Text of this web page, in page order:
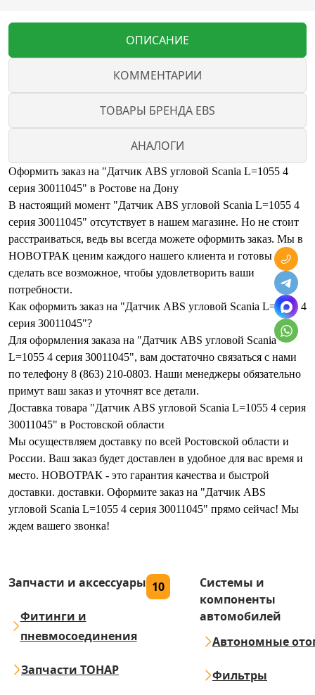
ОПИСАНИЕ
КОММЕНТАРИИ
ТОВАРЫ БРЕНДА EBS
АНАЛОГИ
Оформить заказ на "Датчик ABS угловой Scania L=1055 4
серия 30011045" в Ростове на Дону
В настоящий момент "Датчик ABS угловой Scania L=1055 4
серия 30011045" отсутствует в нашем магазине. Но не стоит
расстраиваться, ведь вы всегда можете оформить заказ. Мы в
НОВОТРАК ценим каждого нашего клиента и готовы
сделать все возможное, чтобы удовлетворить ваши
потребности.
Как оформить заказ на "Датчик ABS угловой Scania L=1055 4
серия 30011045"?
Для оформления заказа на "Датчик ABS угловой Scania
L=1055 4 серия 30011045", вам достаточно связаться с нами
по телефону 8 (863) 210-0803. Наши менеджеры обязательно
примут ваш заказ и уточнят все детали.
Доставка товара "Датчик ABS угловой Scania L=1055 4 серия
30011045" в Ростовской области
Мы осуществляем доставку по всей Ростовской области и
России. Ваш заказ будет доставлен в удобное для вас время и
место. НОВОТРАК - это гарантия качества и быстрой
доставки. доставки. Оформите заказ на "Датчик ABS
угловой Scania L=1055 4 серия 30011045" прямо сейчас! Мы
ждем вашего звонка!
Запчасти и аксессуары 10
Фитинги и
пневмосоединения
Запчасти ТОНАР
Системы и
компоненты
автомобилей
Автономные
Фильтры